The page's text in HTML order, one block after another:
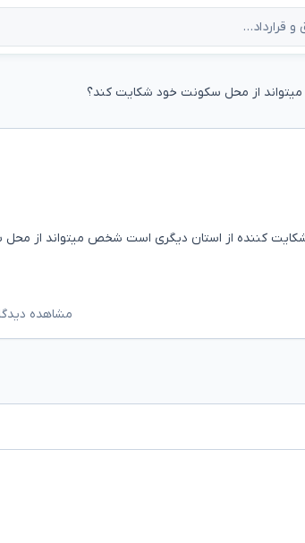
میتواند از محل سکونت خود شکایت کند؟
کننده از استان دیگری است شخص میتواند از
مشاهده